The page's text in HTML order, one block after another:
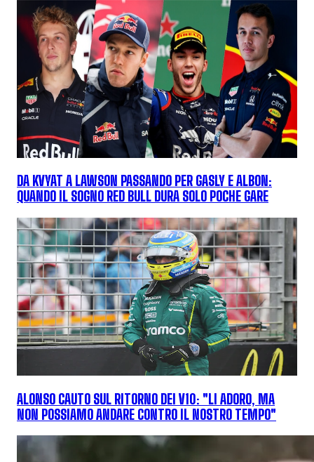
DA KVYAT A LAWSON PASSANDO PER GASLY E ALBON:
QUANDO IL SOGNO RED BULL DURA SOLO POCHE GARE
ALONSO CAUTO SUL RITORNO DEI V10: "LI ADORO, MA
NON POSSIAMO ANDARE CONTRO IL NOSTRO TEMPO"